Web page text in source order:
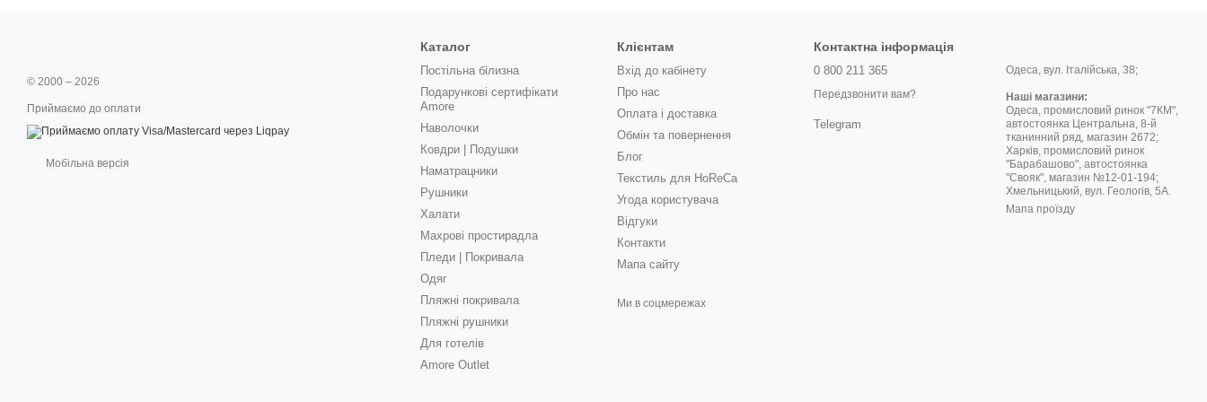
© 2000 – 2026
Приймаємо до оплати
Мобільна версія
Каталог
Постільна білизна
Подарункові сертифікати
Amore
Наволочки
Ковдри | Подушки
Наматрацники
Рушники
Халати
Махрові простирадла
Пледи | Покривала
Одяг
Пляжні покривала
Пляжні рушники
Для готелів
Amore Outlet
Клієнтам
Вхід до кабінету
Про нас
Оплата і доставка
Обмін та повернення
Блог
Текстиль для HoReCa
Угода користувача
Відгуки
Контакти
Мапа сайту
Ми в соцмережах
Контактна інформація
0 800 211 365
Передзвонити вам?
Telegram
Одеса, вул. Італійська, 38;
Наші магазини:
Одеса, промисловий ринок "7КМ",
автостоянка Центральна, 8-й
тканинний ряд, магазин 2672;
Харків, промисловий ринок
"Барабашово", автостоянка
"Свояк", магазин №12-01-194;
Хмельницький, вул. Геологів, 5А.
Мапа проїзду